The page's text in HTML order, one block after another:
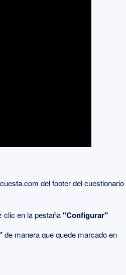
del footer del cuestionario
clic en la pestaña"Configurar"
de manera que quede marcado en